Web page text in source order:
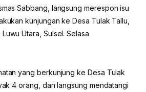
Sabbang, langsung merespon isu
kunjungan ke Desa Tulak Tallu,
Utara, Sulsel. Selasa
yang berkunjung ke Desa Tulak
4 orang, dan langsung mendatangi